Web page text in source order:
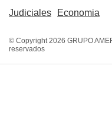
Judiciales
Economia
© Copyright 2026 GRUPO
reservados